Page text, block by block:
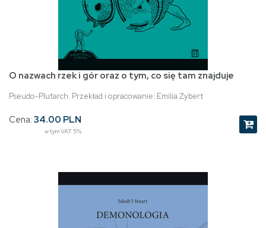
O nazwach rzek i gór oraz o tym, co się tam znajduje
Pseudo-Plutarch. Przekład i opracowanie: Emilia Żybert
Cena: 34.00 PLN
w tym VAT 5%